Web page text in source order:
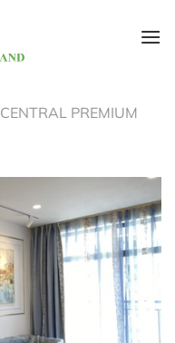
CENTRAL PREMIUM